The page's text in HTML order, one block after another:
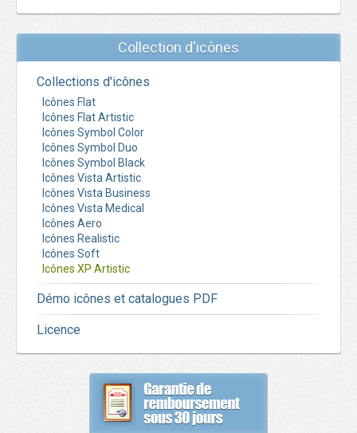
Collection d'icônes
Collections d'icônes
Icônes Flat
Icônes Flat Artistic
Icônes Symbol Color
Icônes Symbol Duo
Icônes Symbol Black
Icônes Vista Artistic
Icônes Vista Business
Icônes Vista Medical
Icônes Aero
Icônes Realistic
Icônes Soft
Icônes XP Artistic
Démo icônes et catalogues PDF
Licence